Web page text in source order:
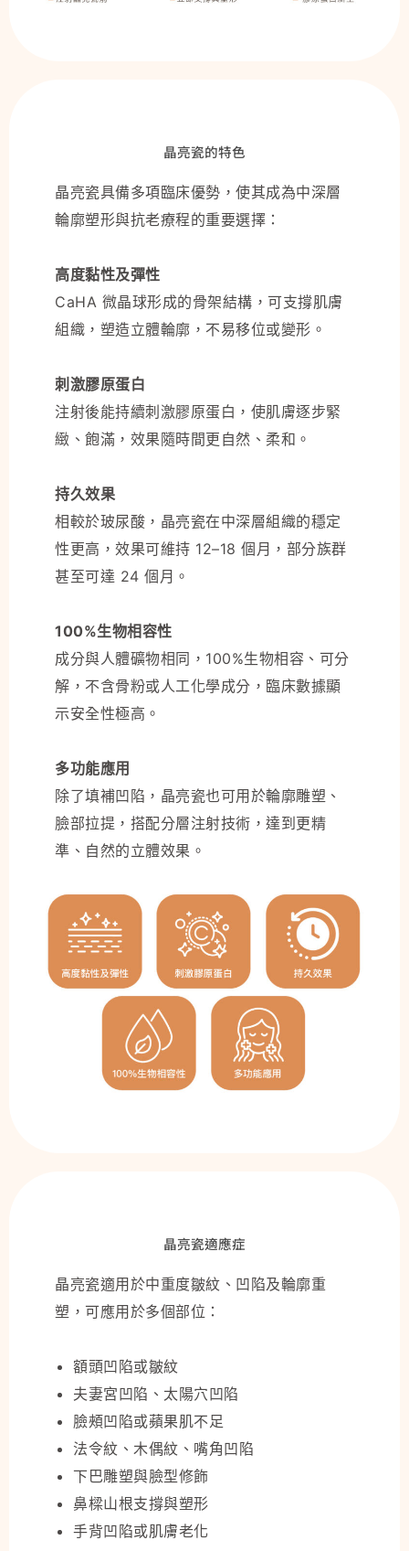
晶亮瓷的特色
晶亮瓷具備多項臨床優勢，使其成為中深層
輪廓塑形與抗老療程的重要選擇：
高度黏性及彈性
CaHA 微晶球形成的骨架結構，可支撐肌膚
組織，塑造立體輪廓，不易移位或變形。
刺激膠原蛋白
注射後能持續刺激膠原蛋白，使肌膚逐步緊
緻、飽滿，效果隨時間更自然、柔和。
持久效果
相較於玻尿酸，晶亮瓷在中深層組織的穩定
性更高，效果可維持 12–18 個月，部分族群
甚至可達 24 個月。
100%生物相容性
成分與人體礦物相同，100%生物相容、可分
解，不含骨粉或人工化學成分，臨床數據顯
示安全性極高。
多功能應用
除了填補凹陷，晶亮瓷也可用於輪廓雕塑、
臉部拉提，搭配分層注射技術，達到更精
準、自然的立體效果。
晶亮瓷適應症
晶亮瓷適用於中重度皺紋、凹陷及輪廓重
塑，可應用於多個部位：
額頭凹陷或皺紋
夫妻宮凹陷、太陽穴凹陷
臉頰凹陷或蘋果肌不足
法令紋、木偶紋、嘴角凹陷
下巴雕塑與臉型修飾
鼻樑山根支撐與塑形
手背凹陷或肌膚老化